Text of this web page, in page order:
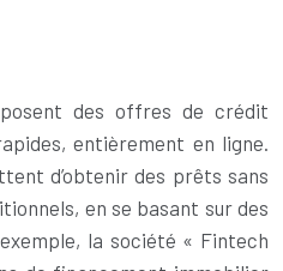
des offres de crédit
entièrement en ligne.
d’obtenir des prêts sans
en se basant sur des
la société « Fintech